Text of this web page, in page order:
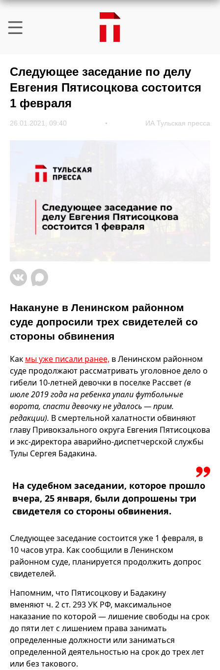
Следующее заседание по делу
Евгения Пятисоцкова состоится
1 февраля
26.01.2021, 09:40 ИА Тульская пресса
Накануне в Ленинском районном
суде допросили трех свидетелей со
стороны обвинения
Как мы уже писали ранее, в Ленинском районном
суде продолжают рассматривать уголовное дело о
гибели 10-летней девочки в поселке Рассвет(в
июле 2019 года на ребенка упали футбольные
ворота, спасти девочку не удалось — прим.
редакции). В смертельной халатности обвиняют
главу Привокзального округа Евгения Пятисоцкова
и экс-директора аварийно-диспетчерской службы
Тулы Сергея Бадакина.
На судебном заседании, которое прошло
вчера, 25 января, были допрошены три
свидетеля со стороны обвинения.
Следующее заседание состоится уже 1 февраля, в
10 часов утра. Как сообщили в Ленинском
районном суде, планируется продолжить допрос
свидетелей.
Напомним, что Пятисоцкову и Бадакину
вменяют ч. 2 ст. 293 УК РФ, максимальное
наказание по которой — лишение свободы на срок
до пяти лет с лишением права занимать
определенные должности или заниматься
определенной деятельностью на срок до трех лет
или без такового.